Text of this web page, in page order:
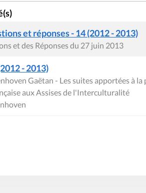
et réponses - 14 (2012 - 2013)
et des Réponses du 27 juin 2013
- 2013)
Gaëtan - Les suites apportées à
aux Assises de l'Interculturalité